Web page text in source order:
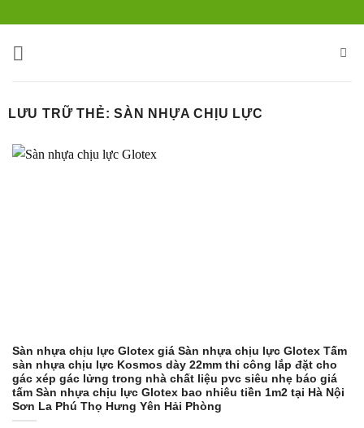
nội
LƯU TRỮ THẺ:SÀN NHỰA CHỊU LỰC
Sàn nhựa chịu lực Glotex giá Sàn nhựa chịu lực Glotex Tấm
sàn nhựa chịu lực Kosmos dày 22mm thi công lắp đặt cho
gác xép gác lửng trong nhà chất liệu pvc siêu nhẹ báo giá
tấm Sàn nhựa chịu lực Glotex bao nhiêu tiền 1m2 tại Hà Nội
Sơn La Phú Thọ Hưng Yên Hải Phòng